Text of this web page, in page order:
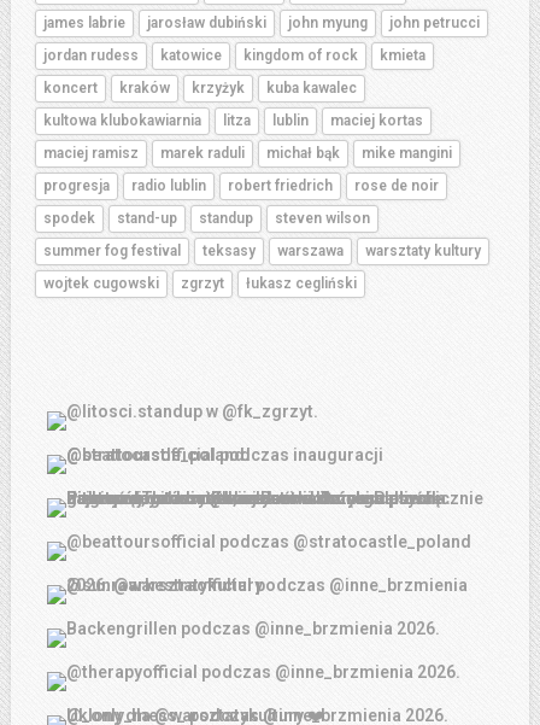
james labrie
jarosław dubiński john myung
john petrucci
jordan rudess
katowice kingdom of rock
kmieta
koncert
kraków krzyżyk
kuba kawalec
kultowa klubokawiarnia
litza lublin
maciej kortas
maciej ramisz
marek raduli michał bąk
mike mangini
progresja
radio lublin robert friedrich
rose de noir
spodek
stand-up standup
steven wilson
summer fog festival
teksasy warszawa
warsztaty kultury
wojtek cugowski
zgrzyt łukasz cegliński